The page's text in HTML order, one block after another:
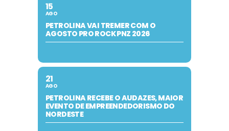
15
AGO
PETROLINA VAI TREMER COM O
AGOSTO PRO ROCK PNZ 2026
21
AGO
PETROLINA RECEBE O AUDAZES, MAIOR
EVENTO DE EMPREENDEDORISMO DO
NORDESTE